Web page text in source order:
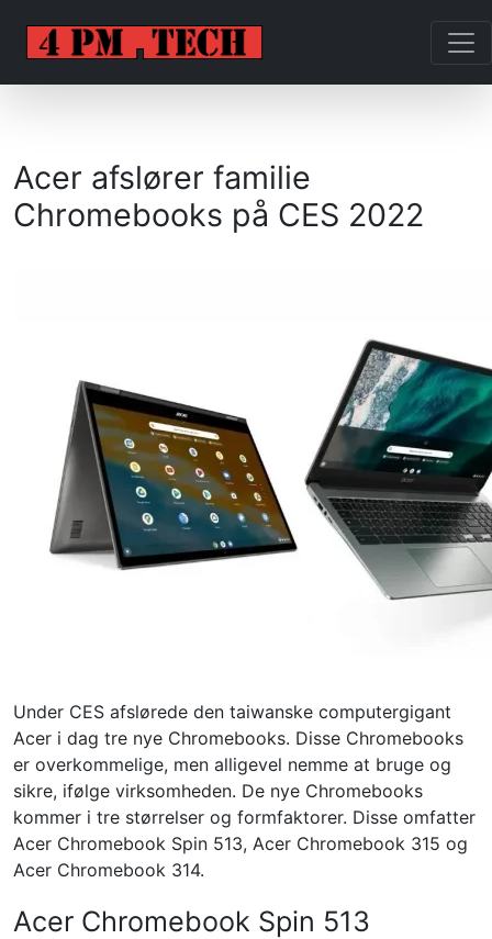
Acer afslører familie
Chromebooks på CES 2022
Under CES afslørede den taiwanske computergigant
Acer i dag tre nye Chromebooks. Disse Chromebooks
er overkommelige, men alligevel nemme at bruge og
sikre, ifølge virksomheden. De nye Chromebooks
kommer i tre størrelser og formfaktorer. Disse omfatter
Acer Chromebook Spin 513, Acer Chromebook 315 og
Acer Chromebook 314.
Acer Chromebook Spin 513